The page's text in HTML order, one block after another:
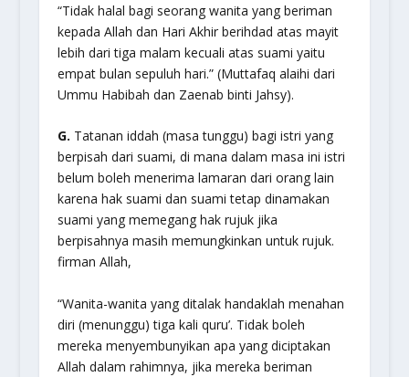
“Tidak halal bagi seorang wanita yang beriman
kepada Allah dan Hari Akhir berihdad atas mayit
lebih dari tiga malam kecuali atas suami yaitu
empat bulan sepuluh hari.”(Muttafaq alaihi dari
Ummu Habibah dan Zaenab binti Jahsy).
G. Tatanan iddah (masa tunggu) bagi istri yang
berpisah dari suami, di mana dalam masa ini istri
belum boleh menerima lamaran dari orang lain
karena hak suami dan suami tetap dinamakan
suami yang memegang hak rujuk jika
berpisahnya masih memungkinkan untuk rujuk.
firman Allah,
“Wanita-wanita yang ditalak handaklah menahan
diri (menunggu) tiga kali quru’. Tidak boleh
mereka menyembunyikan apa yang diciptakan
Allah dalam rahimnya, jika mereka beriman